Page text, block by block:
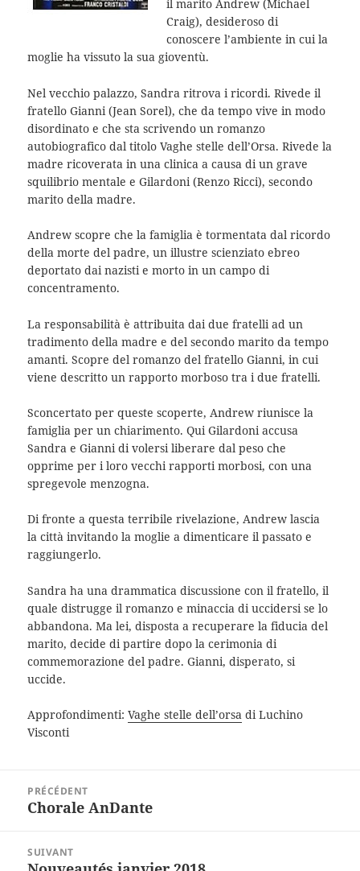
il marito Andrew (Michael
Craig), desideroso di
conoscere l’ambiente in cui la
moglie ha vissuto la sua gioventù.
Nel vecchio palazzo, Sandra ritrova i ricordi. Rivede il
fratello Gianni (Jean Sorel), che da tempo vive in modo
disordinato e che sta scrivendo un romanzo
autobiografico dal titolo Vaghe stelle dell’Orsa. Rivede la
madre ricoverata in una clinica a causa di un grave
squilibrio mentale e Gilardoni (Renzo Ricci), secondo
marito della madre.
Andrew scopre che la famiglia è tormentata dal ricordo
della morte del padre, un illustre scienziato ebreo
deportato dai nazisti e morto in un campo di
concentramento.
La responsabilità è attribuita dai due fratelli ad un
tradimento della madre e del secondo marito da tempo
amanti. Scopre del romanzo del fratello Gianni, in cui
viene descritto un rapporto morboso tra i due fratelli.
Sconcertato per queste scoperte, Andrew riunisce la
famiglia per un chiarimento. Qui Gilardoni accusa
Sandra e Gianni di volersi liberare dal peso che
opprime per i loro vecchi rapporti morbosi, con una
spregevole menzogna.
Di fronte a questa terribile rivelazione, Andrew lascia
la città invitando la moglie a dimenticare il passato e
raggiungerlo.
Sandra ha una drammatica discussione con il fratello, il
quale distrugge il romanzo e minaccia di uccidersi se lo
abbandona. Ma lei, disposta a recuperare la fiducia del
marito, decide di partire dopo la cerimonia di
commemorazione del padre. Gianni, disperato, si
uccide.
Approfondimenti:Vaghe stelle dell’orsa di Luchino
Visconti
l’article
PRÉCÉDENT
Article
Chorale AnDante
SUIVANT